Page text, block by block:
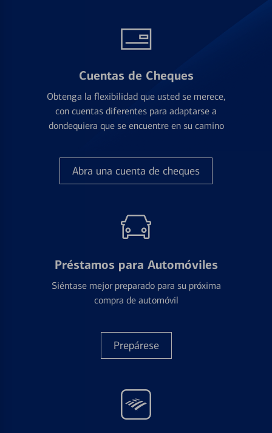
Cuentas de Cheques
Obtenga la flexibilidad que usted se merece,
con cuentas diferentes para adaptarse a
dondequiera que se encuentre en su camino
Abra una cuenta de cheques
Préstamos para Automóviles
Siéntase mejor preparado para su próxima
compra de automóvil
Prepárese